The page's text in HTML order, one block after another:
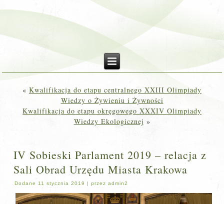
« Kwalifikacja do etapu centralnego XXIII Olimpiady
Wiedzy o Żywieniu i Żywności
Kwalifikacja do etapu okręgowego XXXIV Olimpiady
Wiedzy Ekologicznej »
IV Sobieski Parlament 2019 – relacja z
Sali Obrad Urzędu Miasta Krakowa
Dodane 11 stycznia 2019 |przez admin2